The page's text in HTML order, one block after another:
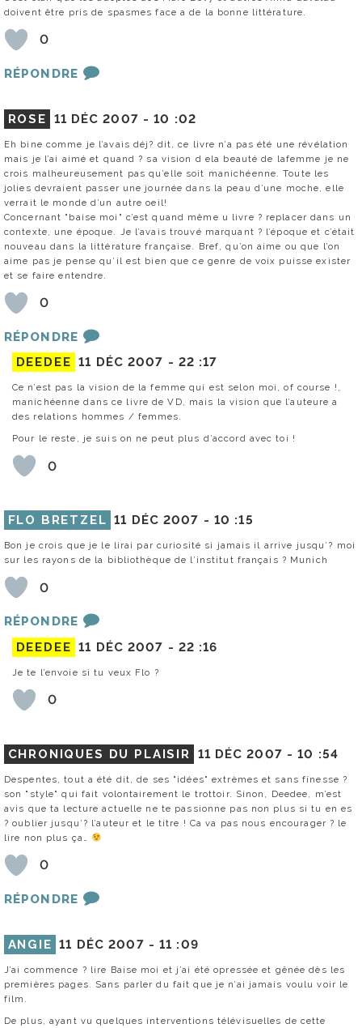
doivent être pris de spasmes face a de la bonne littérature.
0
RÉPONDRE
ROSE 11 DÉC 2007 -10 :02
Eh bine comme je l’avais déj? dit, ce livre n’a pas été une révélation
mais je l’ai aimé et quand ? sa vision d ela beauté de lafemme je ne
crois malheureusement pas qu’elle soit manichéenne. Toute les
jolies devraient passer une journée dans la peau d’une moche, elle
verrait le monde d’un autre oeil!
Concernant "baise moi" c’est quand même u livre ? replacer dans un
contexte, une époque. Je l’avais trouvé marquant ? l’époque et c’était
nouveau dans la littérature française. Bref, qu’on aime ou que l’on
aime pas je pense qu’il est bien que ce genre de voix puisse exister
et se faire entendre.
0
RÉPONDRE
DEEDEE 11 DÉC 2007 - 22 :17
Ce n’est pas la vision de la femme qui est selon moi, of course !,
manichéenne dans ce livre de VD, mais la vision que l’auteure a
des relations hommes / femmes.
Pour le reste, je suis on ne peut plus d’accord avec toi !
0
FLO BRETZEL 11 DÉC 2007 - 10 :15
Bon je crois que je le lirai par curiosité si jamais il arrive jusqu’? moi
sur les rayons de la bibliothèque de l’institut français ? Munich
0
RÉPONDRE
DEEDEE 11 DÉC 2007 - 22 :16
Je te l’envoie si tu veux Flo ?
0
CHRONIQUES DU PLAISIR 11 DÉC 2007 -10 :54
Despentes, tout a été dit, de ses "idées" extrèmes et sans finesse ?
son "style" qui fait volontairement le trottoir. Sinon, Deedee, m’est
avis que ta lecture actuelle ne te passionne pas non plus si tu en es
? oublier jusqu’? l’auteur et le titre ! Ca va pas nous encourager ? le
lire non plus ça…
0
RÉPONDRE
ANGIE 11 DÉC 2007 -11 :09
J’ai commence ? lire Baise moi et j’ai été opressée et gênée dès les
premières pages. Sans parler du fait que je n’ai jamais voulu voir le
film.
De plus, ayant vu quelques interventions télévisuelles de cette